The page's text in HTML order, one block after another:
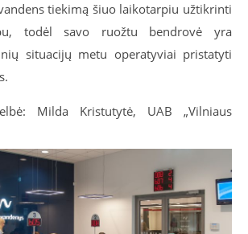
tiekimą šiuo laikotarpiu užtikrinti
todėl savo ruožtu bendrovė yra
situacijų metu operatyviai pristatyti
Milda Kristutytė, UAB „Vilniaus